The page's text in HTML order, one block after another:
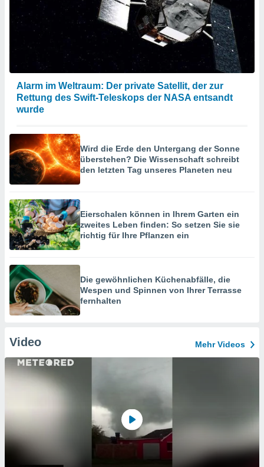
Alarm im Weltraum: Der private Satellit, der zur
Rettung des Swift-Teleskops der NASA entsandt
wurde
Wird die Erde den Untergang der Sonne
überstehen? Die Wissenschaft schreibt
den letzten Tag unseres Planeten neu
Eierschalen können in Ihrem Garten ein
zweites Leben finden: So setzen Sie sie
richtig für Ihre Pflanzen ein
Die gewöhnlichen Küchenabfälle, die
Wespen und Spinnen von Ihrer Terrasse
fernhalten
Video Mehr Videos